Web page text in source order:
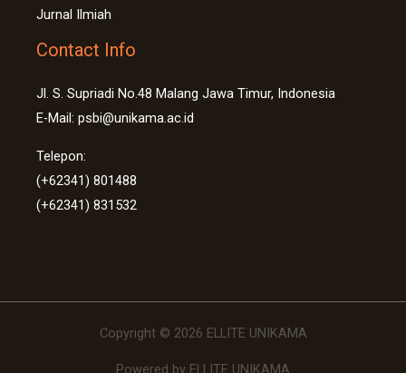
Jurnal Ilmiah
Contact Info
Jl. S. Supriadi No.48 Malang Jawa Timur, Indonesia
E-Mail: psbi@unikama.ac.id
Telepon:
(+62341) 801488
(+62341) 831532
Copyright © 2026 ELLITE UNIKAMA
Powered by ELLITE UNIKAMA